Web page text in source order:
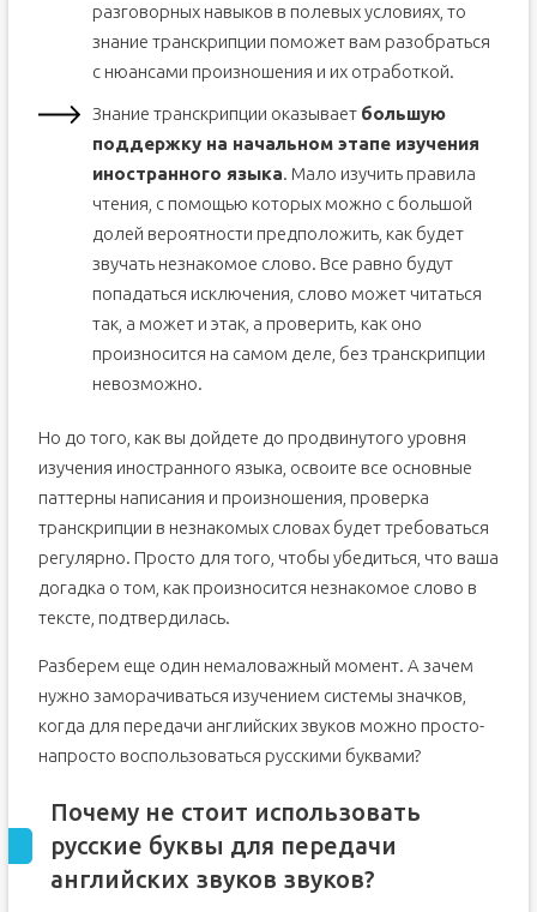
разговорных навыков в полевых условиях, то
знание транскрипции поможет вам разобраться
с нюансами произношения и их отработкой.
Знание транскрипции оказывает большую
поддержку на начальном этапе изучения
иностранного языка. Мало изучить правила
чтения, с помощью которых можно с большой
долей вероятности предположить, как будет
звучать незнакомое слово. Все равно будут
попадаться исключения, слово может читаться
так, а может и этак, а проверить, как оно
произносится на самом деле, без транскрипции
невозможно.
Но до того, как вы дойдете до продвинутого уровня
изучения иностранного языка, освоите все основные
паттерны написания и произношения, проверка
транскрипции в незнакомых словах будет требоваться
регулярно. Просто для того, чтобы убедиться, что ваша
догадка о том, как произносится незнакомое слово в
тексте, подтвердилась.
Разберем еще один немаловажный момент. А зачем
нужно заморачиваться изучением системы значков,
когда для передачи английских звуков можно просто-
напросто воспользоваться русскими буквами?
Почему не стоит использовать
русские буквы для передачи
английских звуков звуков?